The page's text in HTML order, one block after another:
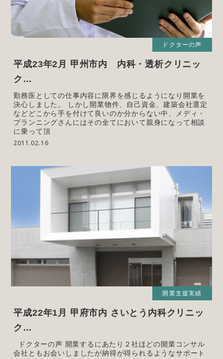
ドクターの声
平成23年2月 甲州市内 内科・透析クリニッ
ク…
勤務医としての仕事内容に限界を感じるようになり開業を
決心しました。 しかし開業物件、自己資金、建築会社選定
などどこから手を付けて良いのか分からない中、メディ・
プランニングさんにはその全てにおいて親身になって相談
に乗って頂
2011.02.16
開業支援実績
平成22年1月 甲府市内 さいとう内科クリニッ
ク…
ドクターの声 開業するにあたり２社ほどの開業コンサル
会社ともお会いしましたが納得が得られるようなサポート